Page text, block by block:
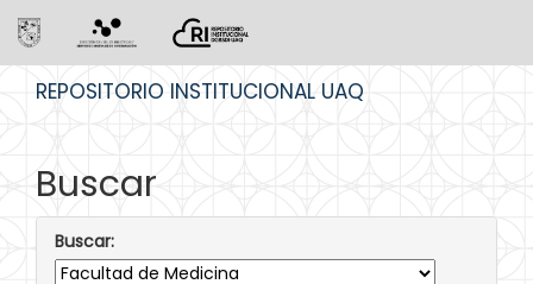
REPOSITORIO INSTITUCIONAL UAQ
Buscar
Buscar: